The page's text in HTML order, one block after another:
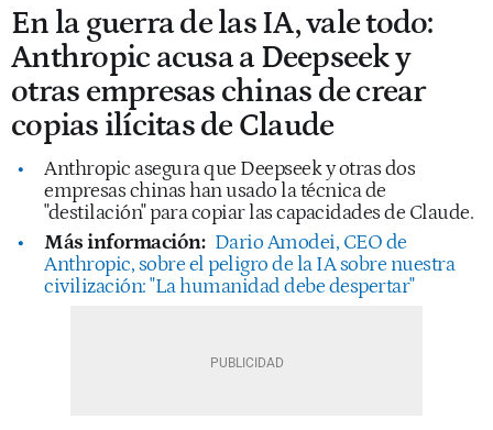
En la guerra de las IA, vale todo:
Anthropic acusa a Deepseek y
otras empresas chinas de crear
copias ilícitas de Claude
Anthropic asegura que Deepseek y otras dos
empresas chinas han usado la técnica de
"destilación" para copiar las capacidades de Claude.
Más información: Dario Amodei, CEO de
Anthropic, sobre el peligro de la IA sobre nuestra
civilización: "La humanidad debe despertar"